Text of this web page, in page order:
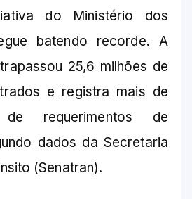
do Ministério dos
batendo recorde. A
25,6 milhões de
e registra mais de
requerimentos de
dados da Secretaria
(Senatran).